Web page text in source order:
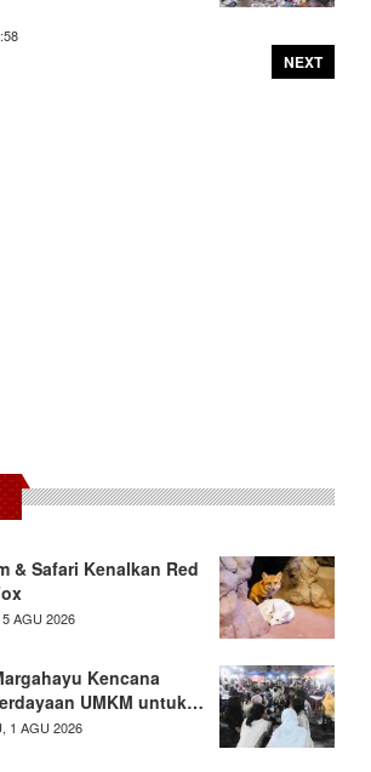
NEXT
& Safari Kenalkan Red
AGU 2026
Kencana
UMKM untuk…
1 AGU 2026